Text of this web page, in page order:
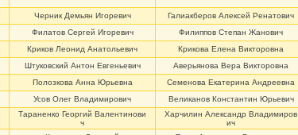
Черник Демьян Игоревич Галиакберов Алексей Ренатович
Филатов Сергей Игоревич Филиппов Степан Жанович
Криков Леонид Анатольевич Крикова Елена Викторовна
Штуковский Антон Евгеньевич Аверьянова Вера Викторовна
Полозкова Анна Юрьевна Семенова Екатерина Андреевна
Усов Олег Владимирович Великанов Константин Юрьевич
Тараненко Георгий Валентинови
ч
Харчилин Александр Владимиров
ич